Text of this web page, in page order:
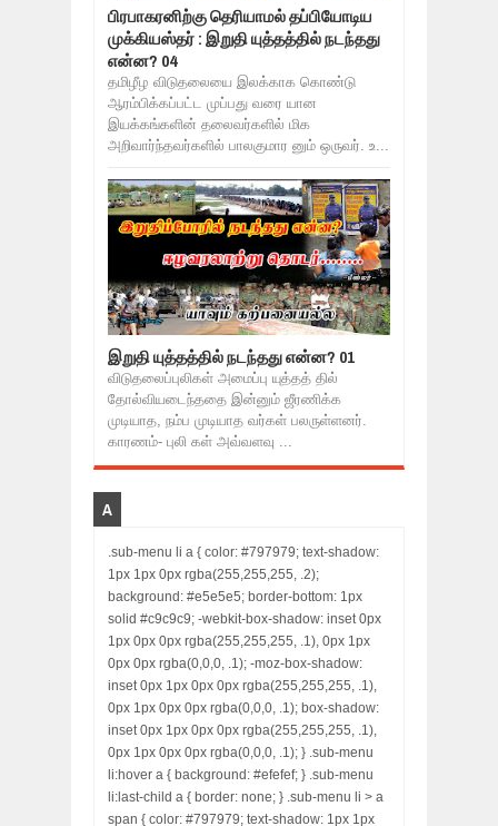
பிரபாகரனிற்கு தெரியாமல் தப்பியோடிய
முக்கியஸ்தர் : இறுதி யுத்தத்தில் நடந்தது
என்ன? 04
தமிழீழ விடுதலையை இலக்காக கொண்டு
ஆரம்பிக்கப்பட்ட முப்பது வரை யான
இயக்கங்களின் தலைவர்களில் மிக
அறிவார்ந்தவர்களில் பாலகுமார னும் ஒருவர். உ...
இறுதி யுத்தத்தில் நடந்தது என்ன? 01
விடுதலைப்புலிகள் அமைப்பு யுத்தத் தில்
தோல்வியடைந்ததை இன்னும் ஜீரணிக்க
முடியாத, நம்ப முடியாத வர்கள் பலருள்ளனர்.
காரணம்- புலி கள் அவ்வளவு ...
A
.sub-menu li a { color: #797979; text-shadow:
1px 1px 0px rgba(255,255,255, .2);
background: #e5e5e5; border-bottom: 1px
solid #c9c9c9; -webkit-box-shadow: inset 0px
1px 0px 0px rgba(255,255,255, .1), 0px 1px
0px 0px rgba(0,0,0, .1); -moz-box-shadow:
inset 0px 1px 0px 0px rgba(255,255,255, .1),
0px 1px 0px 0px rgba(0,0,0, .1); box-shadow:
inset 0px 1px 0px 0px rgba(255,255,255, .1),
0px 1px 0px 0px rgba(0,0,0, .1); } .sub-menu
li:hover a { background: #efefef; } .sub-menu
li:last-child a { border: none; } .sub-menu li > a
span { color: #797979; text-shadow: 1px 1px